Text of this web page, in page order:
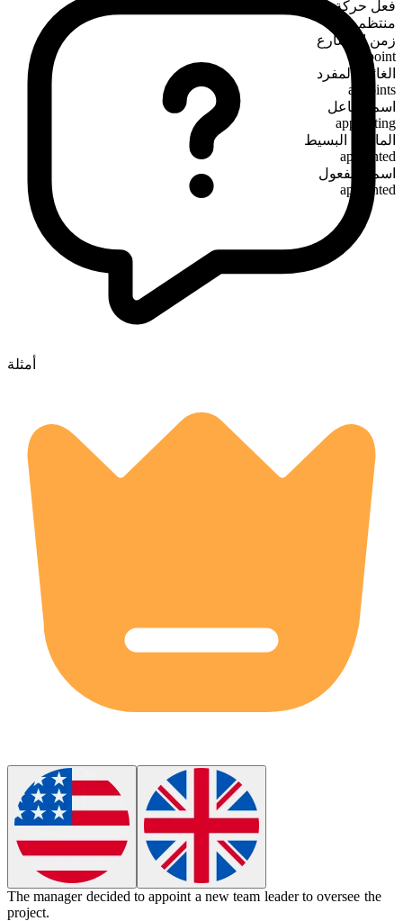
فعل حركة
منتظم
زمن المضارع
appoint
الغائب المفرد
appoints
اسم الفاعل
appointing
الماضي البسيط
appointed
اسم المفعول
appointed
أمثلة
The manager decided toappoint a new team leader to oversee the
project.